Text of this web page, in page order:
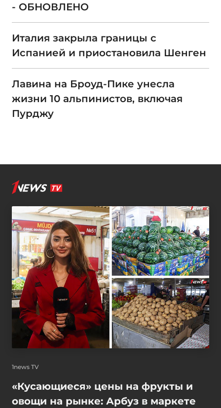
- ОБНОВЛЕНО
Италия закрыла границы с
Испанией и приостановила Шенген
Лавина на Броуд-Пике унесла
жизни 10 альпинистов, включая
Пурджу
1news TV
«Кусающиеся» цены на фрукты и
овощи на рынке: Арбуз в маркете